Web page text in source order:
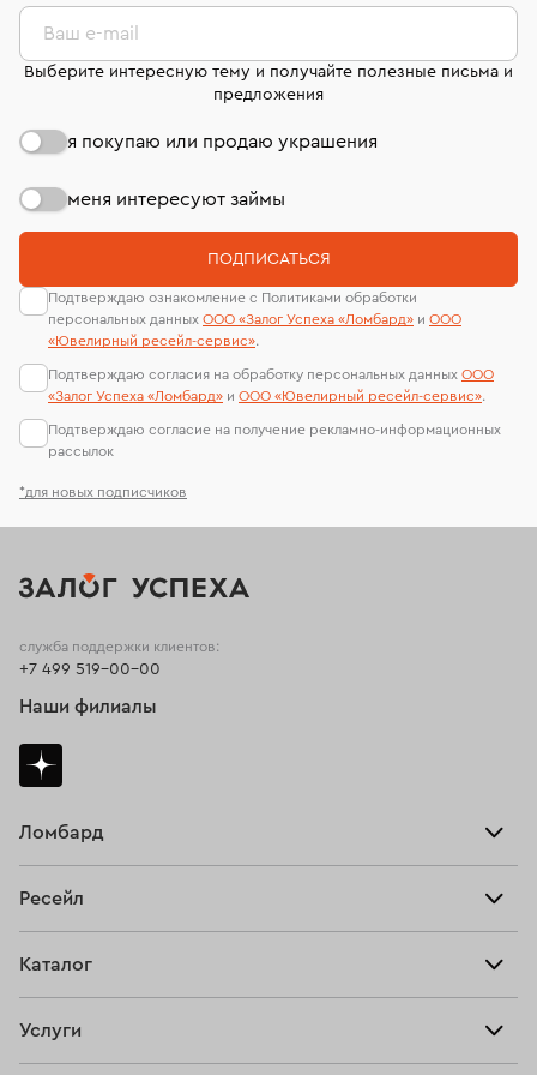
странице«Возврат украшений»
лабораторий
*для новых подписчиков
Ваш e-mail
Выберите интересную тему и получайте полезные письма и
предложения
я покупаю или продаю украшения
меня интересуют займы
ПОДПИСАТЬСЯ
Подтверждаю ознакомление с Политиками обработки
персональных данных ООО «Залог Успеха «Ломбард» и ООО
«Ювелирный ресейл-сервиc».
Подтверждаю согласия на обработку персональных данных ООО
«Залог Успеха «Ломбард» и ООО «Ювелирный ресейл-сервиc».
Подтверждаю согласие на получение рекламно-информационных
рассылок
Ломбард
Тарифы
Ресейл
Купить
Каталог
Услуги
служба поддержки клиентов:
+7 499 519-00-00
Наши филиалы